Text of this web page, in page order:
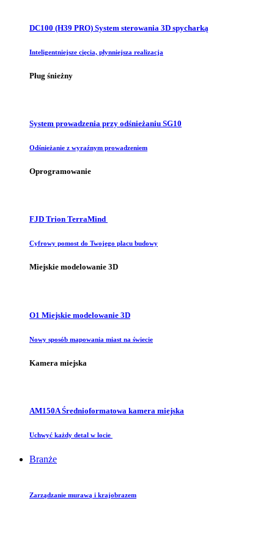
DC100 (H39 PRO) System sterowania 3D spycharką
Inteligentniejsze cięcia, płynniejsza realizacja
Pług śnieżny
System prowadzenia przy odśnieżaniu SG10
Odśnieżanie z wyraźnym prowadzeniem
Oprogramowanie
FJD Trion TerraMind
Cyfrowy pomost do Twojego placu budowy
Miejskie modelowanie 3D
O1 Miejskie modelowanie 3D
Nowy sposób mapowania miast na świecie
Kamera miejska
AM150A Średnioformatowa kamera miejska
Uchwyć każdy detal w locie
Branże
Zarządzanie murawą i krajobrazem